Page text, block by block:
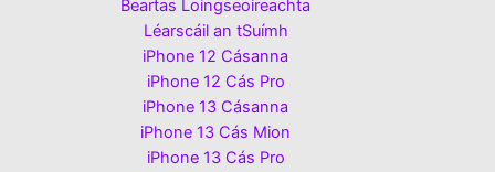
Beartas Loingseoireachta
Léarscáil an tSuímh
iPhone 12 Cásanna
iPhone 12 Cás Pro
iPhone 13 Cásanna
iPhone 13 Cás Mion
iPhone 13 Cás Pro